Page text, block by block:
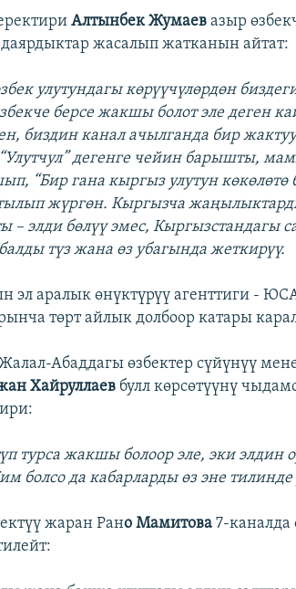
Алтынбек Жумаев азыр
жасалып жатканын айтат:
улутундагы көрүүчүлөрдөн
берсе жакшы болот эле деген
биздин канал ачылганда бир
дегенге чейин барышты,
“Бир гана кыргыз улутун көкөлөтө
жүргөн. Кыргызча
– элди бөлүү эмес, Кыргызстандагы
түз жана өз убагында жеткирүү.
эл аралык өнүктүрүү агенттиги -
төрт айлык долбоор катары
Абаддагы өзбектер сүйүнүү
Хайруллаев булл көрсөтүүнү
турса жакшы болоор эле, эки элдин
болсо да кабарларды өз эне
жаран Рано Мамитова 7-каналда